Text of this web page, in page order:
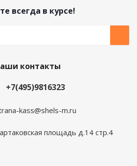
всегда в курсе!
контакты
+7(495)9816323
kass@shels-m.ru
площадь д.14 стр.4